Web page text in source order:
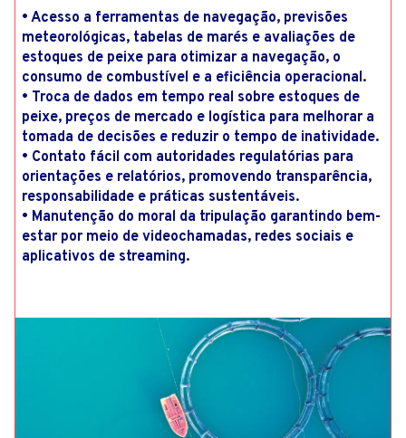
• Acesso a ferramentas de navegação, previsões
meteorológicas, tabelas de marés e avaliações de
estoques de peixe para otimizar a navegação, o
consumo de combustível e a eficiência operacional.
• Troca de dados em tempo real sobre estoques de
peixe, preços de mercado e logística para melhorar a
tomada de decisões e reduzir o tempo de inatividade.
• Contato fácil com autoridades regulatórias para
orientações e relatórios, promovendo transparência,
responsabilidade e práticas sustentáveis.
• Manutenção do moral da tripulação garantindo bem-
estar por meio de videochamadas, redes sociais e
aplicativos de streaming.